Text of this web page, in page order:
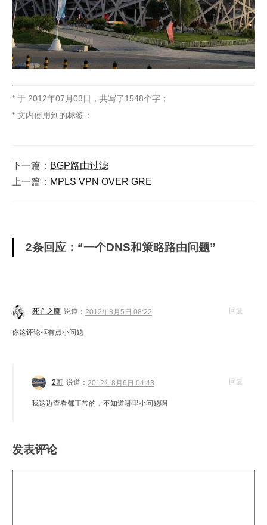
* 于 2012年07月03日 ， 共写了1548个字 ；
* 文内使用到的标签：
下一篇： BGP路由过滤
上一篇： MPLS VPN OVER GRE
2条回应：“一个DNS和策略路由问题”
死亡之鹰 说道： 2012年8月5日 08:22
你这评论框有点小问题
回复
2哥 说道： 2012年8月6日 04:43
我这边查看都正常的，不知道哪里小问题啊
回复
发表评论